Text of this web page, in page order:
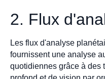
2. Flux
Les flux d'analyse
fournissent une analyse
quotidiennes grâce à des